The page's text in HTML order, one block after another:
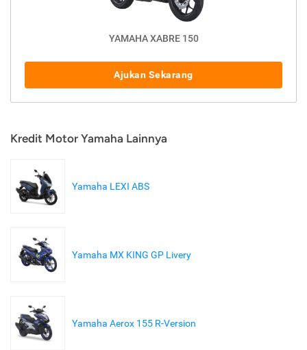
YAMAHA XABRE 150
Ajukan Sekarang
Kredit Motor Yamaha Lainnya
Yamaha LEXI ABS
Yamaha MX KING GP Livery
Yamaha Aerox 155 R-Version